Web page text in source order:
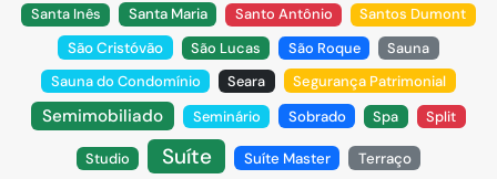
Santa Inês Santa Maria Santo Antônio
Santos Dumont
São Cristóvão
São Lucas São Roque
Sauna
Sauna do Condomínio
Seara Segurança Patrimonial
Semimobiliado Seminário Sobrado Spa Split
Studio Suíte Suíte Master Terraço